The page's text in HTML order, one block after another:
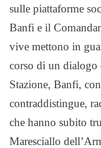
sulle piattaforme
Banfi e il
vive mettono in
corso di un dialogo
Stazione, Banfi,
contraddistingue,
che hanno subito
Maresciallo